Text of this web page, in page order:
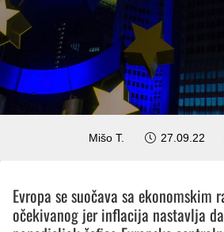
Mišo T. 27.09.22
Evropa se suočava sa ekonomskim
očekivanog jer inflacija nastavlja